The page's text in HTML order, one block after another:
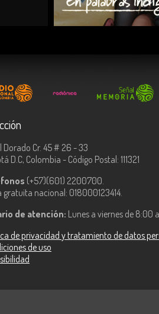
COMPARTIR
Dorado Cr. 45 # 26 - 33
D.C, Colombia - Código Postal: 111321
(+57)(601) 2200700.
gratuita nacional: 018000123414.
de atención: Lunes a viernes de 8:00
de privacidad y tratamiento de datos
de uso